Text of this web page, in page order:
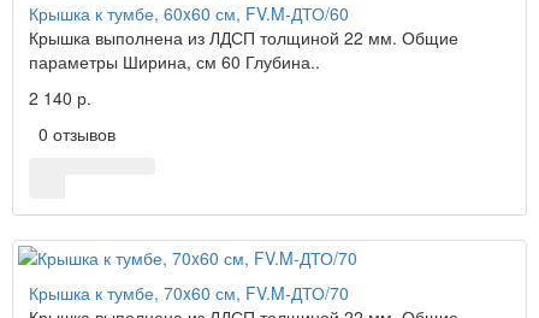
Крышка к тумбе, 60x60 см, FV.M-ДТО/60
Крышка выполнена из ЛДСП толщиной 22 мм. Общие
параметры Ширина, см 60 Глубина..
2 140 р.
0 отзывов
Крышка к тумбе, 70x60 см, FV.M-ДТО/70